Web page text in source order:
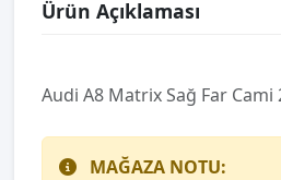
Ürün Açıklaması
Audi̇ A8 Matri̇x Sağ Far Cami
MAĞAZA NOTU: